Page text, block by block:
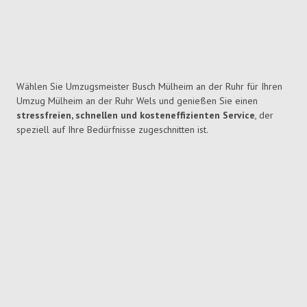
Wählen Sie Umzugsmeister Busch Mülheim an der Ruhr für Ihren
Umzug Mülheim an der Ruhr Wels und genießen Sie einen
stressfreien, schnellen und kosteneffizienten Service, der
speziell auf Ihre Bedürfnisse zugeschnitten ist.